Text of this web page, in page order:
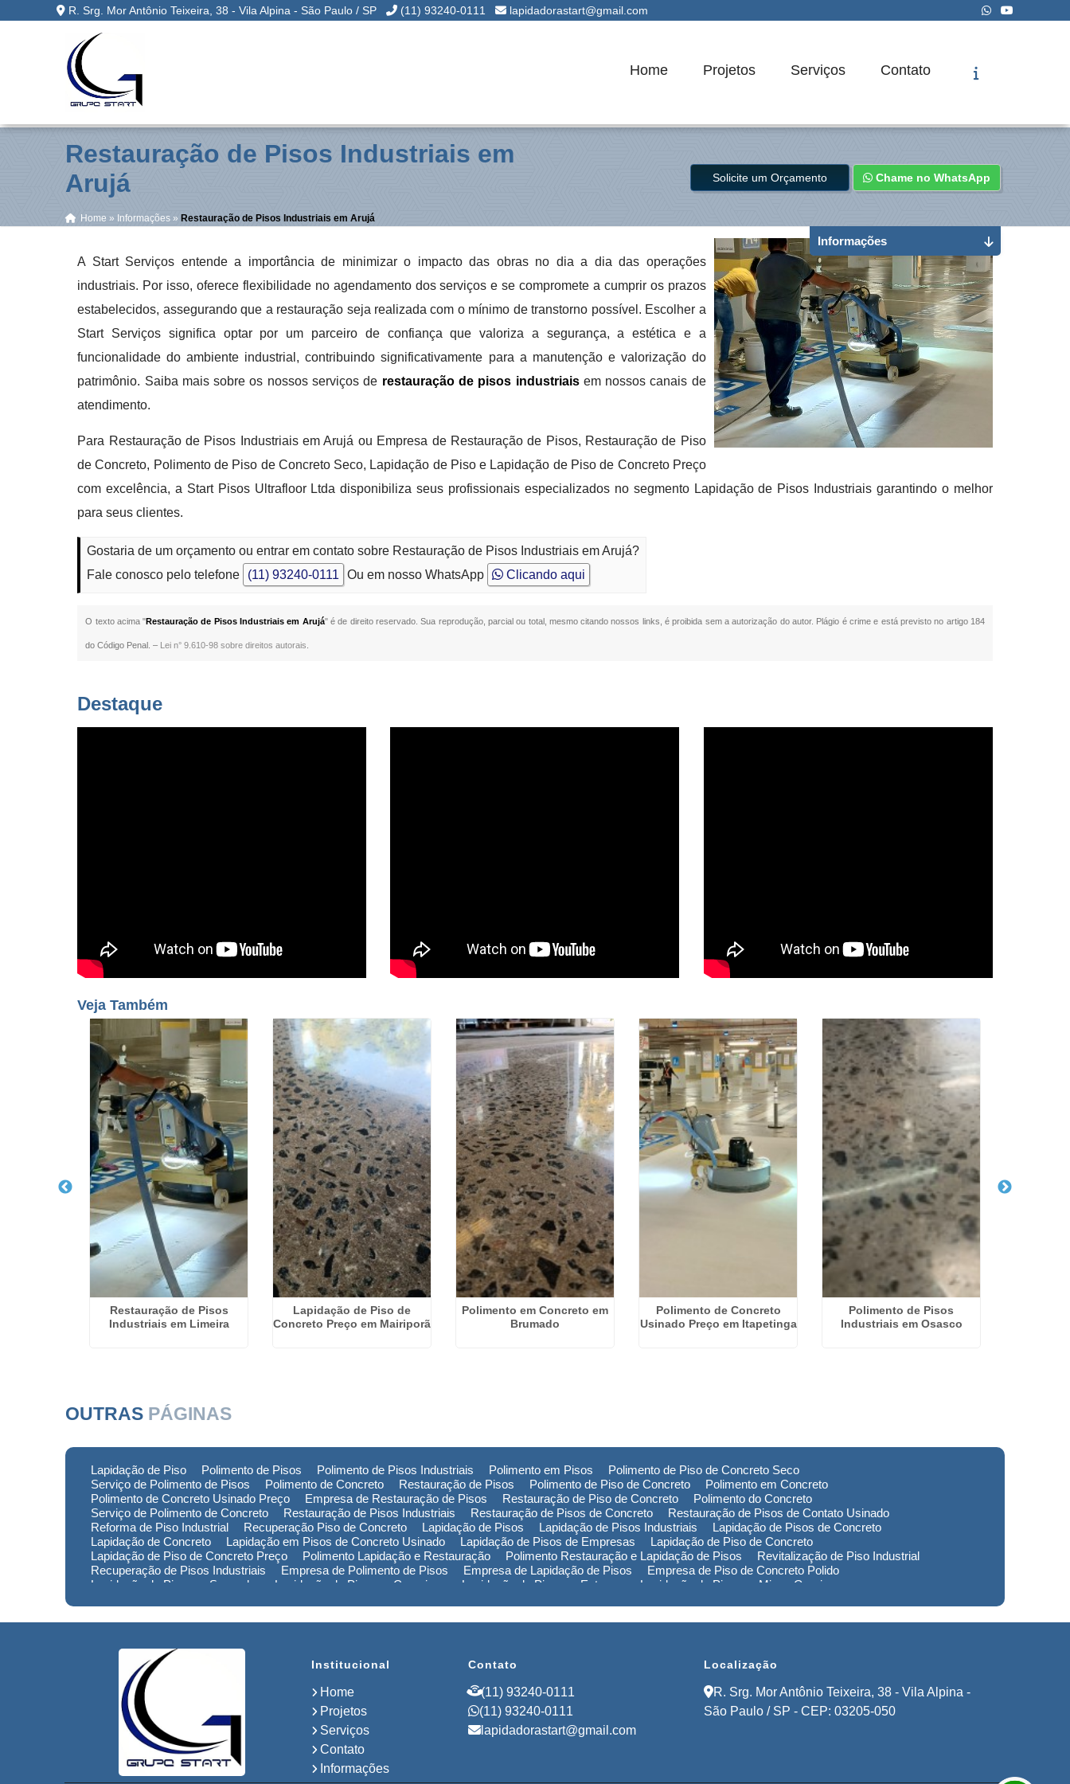
R. Srg. Mor Antônio Teixeira, 38 - Vila Alpina - São Paulo / SP (11) 93240-0111 lapidadorastart@gmail.com
Home Projetos Serviços Contato
Restauração de Pisos Industriais em
Arujá
Home » Informações » Restauração de Pisos Industriais em Arujá
Solicite um Orçamento Chame no WhatsApp
A Start Serviços entende a importância de minimizar o impacto das obras no dia a dia das operações
industriais. Por isso, oferece flexibilidade no agendamento dos serviços e se compromete a cumprir os prazos
estabelecidos, assegurando que a restauração seja realizada com o mínimo de transtorno possível. Escolher a
Start Serviços significa optar por um parceiro de confiança que valoriza a segurança, a estética e a
funcionalidade do ambiente industrial, contribuindo significativamente para a manutenção e valorização do
patrimônio. Saiba mais sobre os nossos serviços de restauração de pisos industriaisem nossos canais de
atendimento.
Para Restauração de Pisos Industriais em Arujá ou Empresa de Restauração de Pisos, Restauração de Piso
de Concreto, Polimento de Piso de Concreto Seco, Lapidação de Piso e Lapidação de Piso de Concreto Preço
com excelência, a Start Pisos Ultrafloor Ltda disponibiliza seus profissionais especializados no segmento Lapidação de Pisos Industriais garantindo o melhor
para seus clientes.
Gostaria de um orçamento ou entrar em contato sobre Restauração de Pisos Industriais em Arujá?
Fale conosco pelo telefone
(11) 93240-0111 Ou em nosso WhatsApp Clicando aqui
O texto acima "Restauração de Pisos Industriais em Arujá" é de direito reservado. Sua reprodução, parcial ou total, mesmo citando nossos links, é proibida sem a autorização do autor. Plágio é crime e está previsto no artigo 184
do Código Penal. – Lei n° 9.610-98 sobre direitos autorais
Informações
Destaque
Veja Também
Restauração de Pisos
Industriais em Limeira
Lapidação de Piso de
Concreto Preço em Mairiporã
Polimento em Concreto em
Brumado
Polimento de Concreto
Usinado Preço em Itapetinga
Polimento de Pisos
Industriais em Osasco
OUTRAS PÁGINAS
Lapidação de Piso Polimento de Pisos Polimento de Pisos Industriais Polimento em Pisos
Polimento de Piso de Concreto Seco
Serviço de Polimento de Pisos
Polimento de Concreto Restauração de Pisos Polimento de Piso de Concreto
Polimento em Concreto
Polimento de Concreto Usinado Preço
Empresa de Restauração de Pisos Restauração de Piso de Concreto
Polimento do Concreto
Serviço de Polimento de Concreto
Restauração de Pisos Industriais Restauração de Pisos de Concreto
Restauração de Pisos de Contato Usinado
Reforma de Piso Industrial
Recuperação Piso de Concreto Lapidação de Pisos Lapidação de Pisos Industriais
Lapidação de Pisos de Concreto
Lapidação de Concreto
Lapidação em Pisos de Concreto Usinado Lapidação de Pisos de Empresas
Lapidação de Piso de Concreto
Lapidação de Piso de Concreto Preço
Polimento Lapidação e Restauração Polimento Restauração e Lapidação de Pisos
Revitalização de Piso Industrial
Recuperação de Pisos Industriais
Empresa de Polimento de Pisos Empresa de Lapidação de Pisos
Empresa de Piso de Concreto Polido
Lapidação de Piso em Sorocaba
Lapidação de Piso em Campinas Lapidação de Piso em Extrema
Lapidação de Piso em Minas Gerais
Institucional
Home
Projetos
Serviços
Contato
Informações
Contato
(11) 93240-0111
(11) 93240-0111
lapidadorastart@gmail.com
Localização
R. Srg. Mor Antônio Teixeira, 38 - Vila Alpina -
São Paulo / SP - CEP: 03205-050